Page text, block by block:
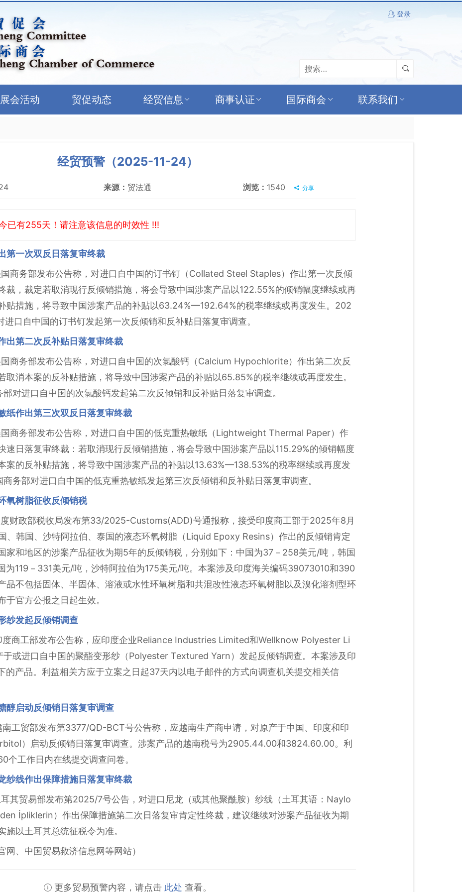
登录
展会活动 贸促动态 经贸信息 商事认证 国际商会 联系我们
经贸预警（2025-11-24）
来源： 贸法通 浏览： 1540 分享
已有255天！请注意该信息的时效性 !!!
第一次双反日落复审终裁
商务部发布公告称，对进口自中国的订书钉（Collated Steel Staples）作出第一次反倾
裁，裁定若取消现行反倾销措施，将会导致中国涉案产品以122.55%的倾销幅度继续或再
贴措施，将导致中国涉案产品的补贴以63.24%—192.64%的税率继续或再度发生。202
口自中国的订书钉发起第一次反倾销和反补贴日落复审调查。
出第二次反补贴日落复审终裁
商务部发布公告称，对进口自中国的次氯酸钙（Calcium Hypochlorite）作出第二次反
取消本案的反补贴措施，将导致中国涉案产品的补贴以65.85%的税率继续或再度发生。
对进口自中国的次氯酸钙发起第二次反倾销和反补贴日落复审调查。
纸作出第三次双反日落复审终裁
商务部发布公告称，对进口自中国的低克重热敏纸（Lightweight Thermal Paper）作
速日落复审终裁：若取消现行反倾销措施，将会导致中国涉案产品以115.29%的倾销幅度
案的反补贴措施，将导致中国涉案产品的补贴以13.63%—138.53%的税率继续或再度发
务部对进口自中国的低克重热敏纸发起第三次反倾销和反补贴日落复审调查。
氧树脂征收反倾销税
财政部税收局发布第33/2025-Customs(ADD)号通报称，接受印度商工部于2025年8月
、韩国、沙特阿拉伯、泰国的液态环氧树脂（Liquid Epoxy Resins）作出的反倾销肯定
家和地区的涉案产品征收为期5年的反倾销税，分别如下：中国为37－258美元/吨，韩国
为119－331美元/吨，沙特阿拉伯为175美元/吨。本案涉及印度海关编码39073010和390
品不包括固体、半固体、溶液或水性环氧树脂和共混改性液态环氧树脂以及溴化溶剂型环
官方公报之日起生效。
纱发起反倾销调查
度商工部发布公告称，应印度企业Reliance Industries Limited和Wellknow Polyester Li
或进口自中国的聚酯变形纱（Polyester Textured Yarn）发起反倾销调查。本案涉及印
产品。利益相关方应于立案之日起37天内以电子邮件的方式向调查机关提交相关信
醇启动反倾销日落复审调查
工贸部发布第3377/QD-BCT号公告称，应越南生产商申请，对原产于中国、印度和印
）启动反倾销日落复审调查。涉案产品的越南税号为2905.44.00和3824.60.00。利
个工作日内在线提交调查问卷。
纱线作出保障措施日落复审终裁
其贸易部发布第2025/7号公告，对进口尼龙（或其他聚酰胺）纱线（土耳其语：Naylo
İpliklerin）作出保障措施第二次日落复审肯定性终裁，建议继续对涉案产品征收为期
施以土耳其总统征税令为准。
网、中国贸易救济信息网等网站）
更多贸易预警内容，请点击 此处 查看。